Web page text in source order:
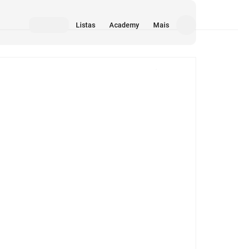
Listas Academy Mais